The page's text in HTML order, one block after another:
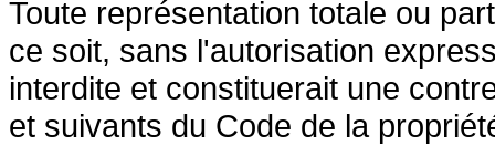
Toute représentation totale ou
ce soit, sans l'autorisation
interdite et constituerait une
et suivants du Code de la